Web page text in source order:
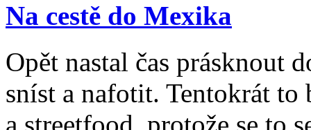
Na cestě do Mexika
Opět nastal čas prásknout
sníst a nafotit. Tentokrát
a streetfood, protože se to